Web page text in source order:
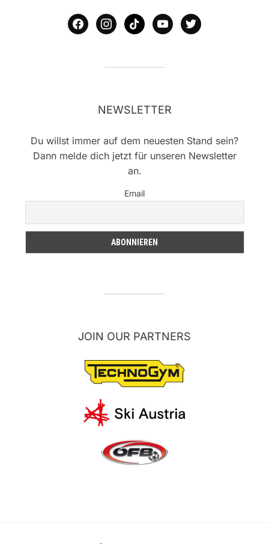
facebookinstagram
tiktok youtubetwitter
NEWSLETTER
Du willst immer auf dem neuesten Stand sein?
Dann melde dich jetzt für unseren Newsletter
an.
Email
JOIN OUR PARTNERS